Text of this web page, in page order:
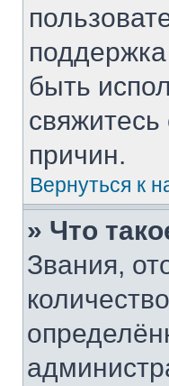
быть
причин.
Вернуться к
» Что
Звания,